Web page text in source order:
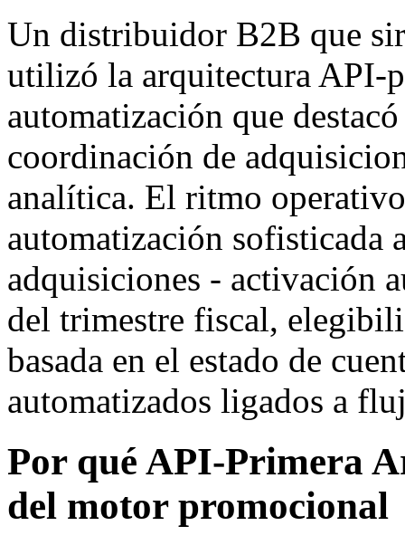
Un distribuidor B2B que
utilizó la arquitectura API-
automatización que
coordinación de
analítica. El ritmo
automatización sofisticada
adquisiciones - activación
del trimestre fiscal,
basada en el estado de
automatizados ligados a
Por qué API-Primera
del motor promocional